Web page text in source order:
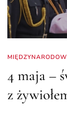
4 maja –
z